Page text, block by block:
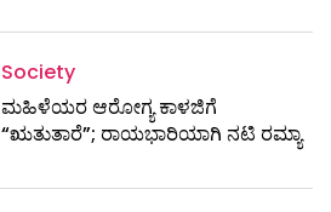
Society
ಮಹಿಳೆಯರ ಆರೋಗ್ಯ ಕಾಳಜಿಗೆ
“ಋತುತಾರೆ”; ರಾಯಭಾರಿಯಾಗಿ ನಟಿ ರಮ್ಯಾ